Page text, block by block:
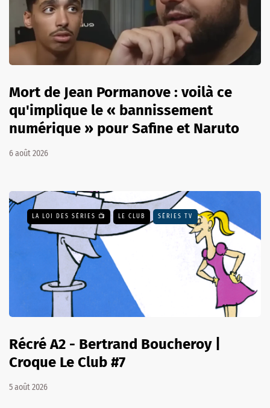
Mort de Jean Pormanove : voilà ce
qu'implique le « bannissement
numérique » pour Safine et Naruto
6 août 2026
LA LOI DES SÉRIES 📺 LE CLUB SÉRIES TV
Récré A2 - Bertrand Boucheroy |
Croque Le Club #7
5 août 2026